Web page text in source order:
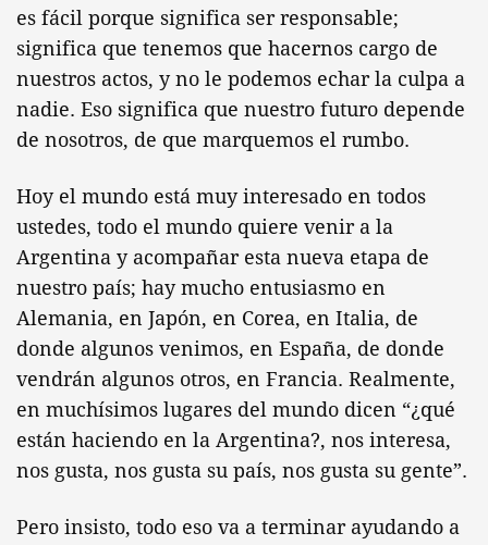
es fácil porque significa ser responsable;
significa que tenemos que hacernos cargo de
nuestros actos, y no le podemos echar la culpa a
nadie. Eso significa que nuestro futuro depende
de nosotros, de que marquemos el rumbo.
Hoy el mundo está muy interesado en todos
ustedes, todo el mundo quiere venir a la
Argentina y acompañar esta nueva etapa de
nuestro país; hay mucho entusiasmo en
Alemania, en Japón, en Corea, en Italia, de
donde algunos venimos, en España, de donde
vendrán algunos otros, en Francia. Realmente,
en muchísimos lugares del mundo dicen “¿qué
están haciendo en la Argentina?, nos interesa,
nos gusta, nos gusta su país, nos gusta su gente”.
Pero insisto, todo eso va a terminar ayudando a